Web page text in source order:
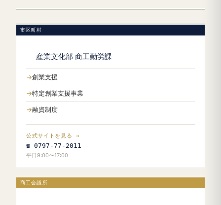
市区町村
産業文化部 商工勤労課
創業支援
特定創業支援事業
融資制度
公式サイトを見る →
☎ 0797-77-2011
平日9:00〜17:00
商工会議所